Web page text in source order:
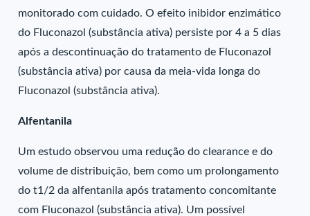
monitorado com cuidado. O efeito inibidor enzimático
do Fluconazol (substância ativa) persiste por 4 a 5 dias
após a descontinuação do tratamento de Fluconazol
(substância ativa) por causa da meia-vida longa do
Fluconazol (substância ativa).
Alfentanila
Um estudo observou uma redução do clearance e do
volume de distribuição, bem como um prolongamento
do t1/2 da alfentanila após tratamento concomitante
com Fluconazol (substância ativa). Um possível